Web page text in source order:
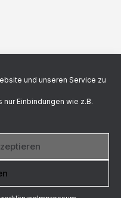
und unseren Service zu
Einbindungen wie z.B.